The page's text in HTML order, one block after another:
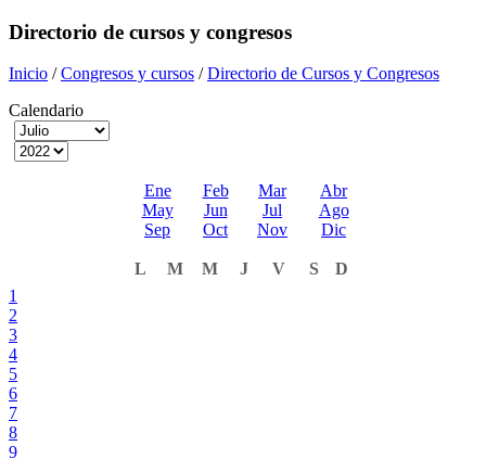
Directorio de cursos y congresos
Inicio /Congresos y cursos /Directorio de Cursos y Congresos
Calendario
Ene Feb Mar
Abr
May
Jun Jul
Ago
Sep
Oct Nov Dic
L M M J V S
D
1
2
3
4
5
6
7
8
9